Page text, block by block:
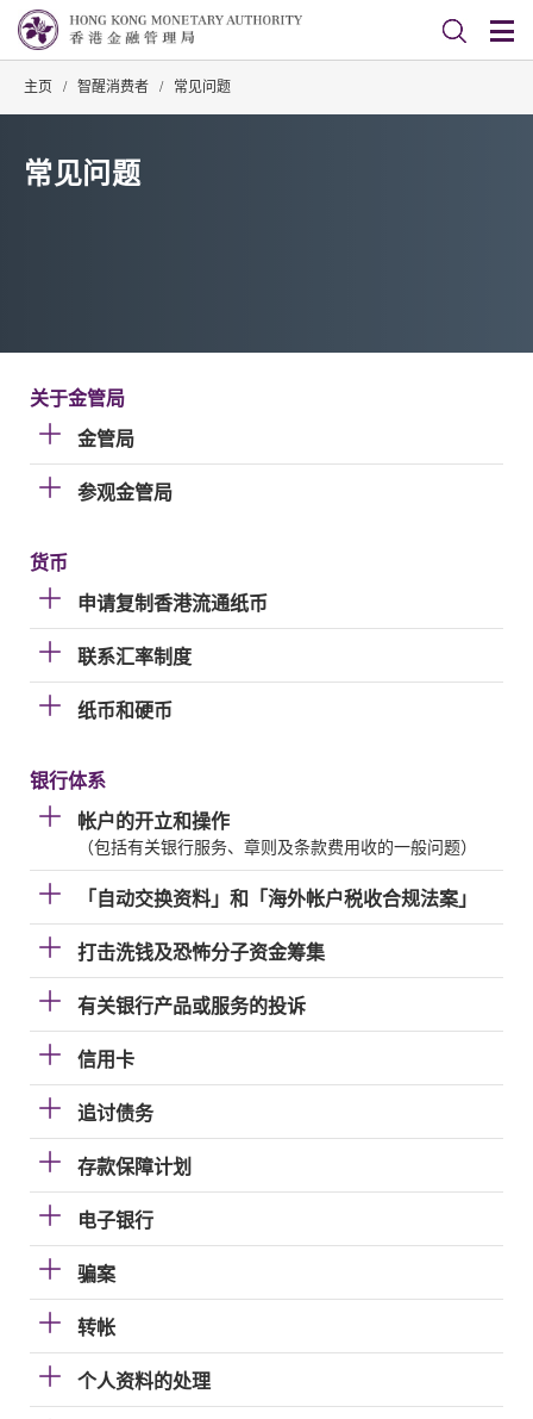
主页 / 智醒消费者 / 常见问题
常见问题
关于金管局
金管局
参观金管局
货币
申请复制香港流通纸币
联系汇率制度
纸币和硬币
银行体系
帐户的开立和操作
（包括有关银行服务、章则及条款费用收的一般问题）
「自动交换资料」和「海外帐户税收合规法案」
打击洗钱及恐怖分子资金筹集
有关银行产品或服务的投诉
信用卡
追讨债务
存款保障计划
电子银行
骗案
转帐
个人资料的处理